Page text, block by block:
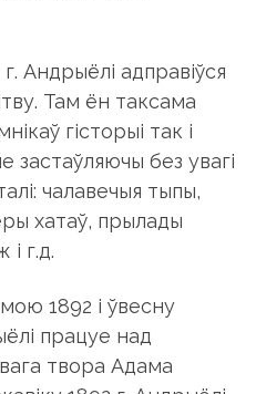
Андрыёлі адправіўся
Там ён таксама
гісторыі так і
застаўляючы без увагі
чалавечыя тыпы,
хатаў, прылады
г.д.
1892 і ўвесну
працуе над
твора Адама